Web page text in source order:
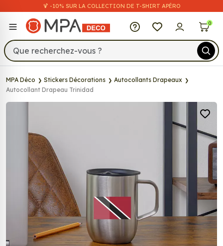
🍹 -10% SUR LA COLLECTION DE T-SHIRT APÉRO
MPA Déco 0
MPA Déco Stickers Décorations
Autocollants Drapeaux
Autocollant Drapeau Trinidad